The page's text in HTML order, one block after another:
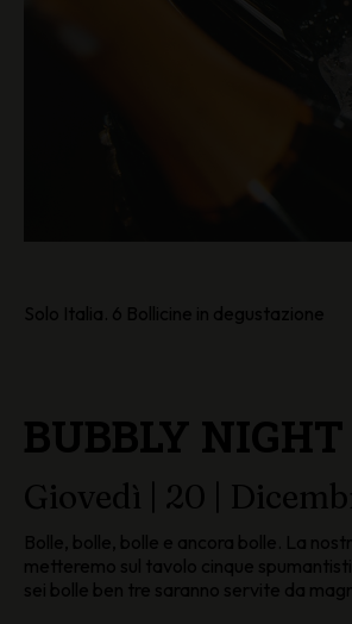
Solo Italia. 6 Bollicine in degustazione
BUBBLY
Giovedì | 20 |
Bolle, bolle, bolle e ancora bolle. La
metteremo sul tavolo cinque
sei bolle ben tre saranno servite da